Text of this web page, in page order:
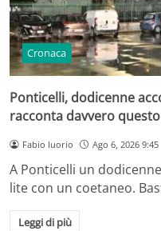
Cronaca
Ponticelli, dodicenne
racconta davvero
Fabio Iuorio Ago 6, 2026 9:45
A Ponticelli un
lite con un coetaneo.
Leggi di più